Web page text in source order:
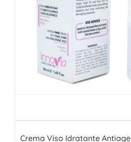
Crema Viso Idratante Antiage